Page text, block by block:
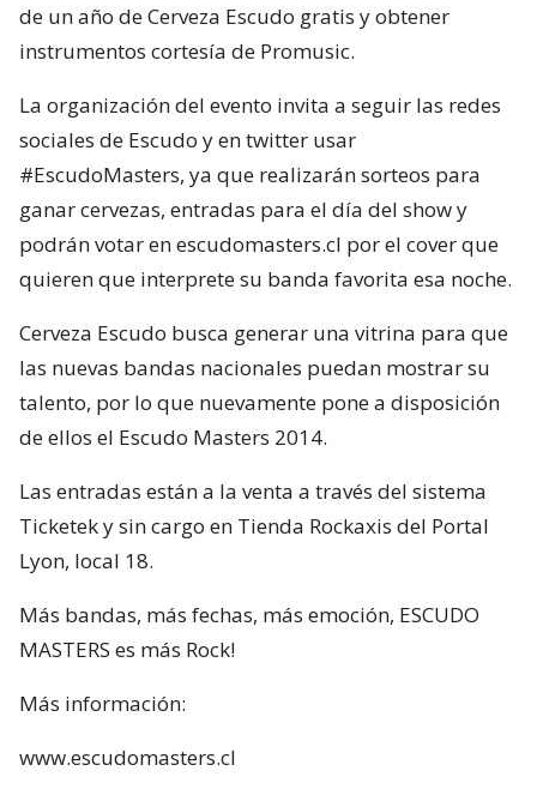
de un año de Cerveza Escudo gratis y obtener
instrumentos cortesía de Promusic.
La organización del evento invita a seguir las redes
sociales de Escudo y en twitter usar
#EscudoMasters, ya que realizarán sorteos para
ganar cervezas, entradas para el día del show y
podrán votar en escudomasters.cl por el cover que
quieren que interprete su banda favorita esa noche.
Cerveza Escudo busca generar una vitrina para que
las nuevas bandas nacionales puedan mostrar su
talento, por lo que nuevamente pone a disposición
de ellos el Escudo Masters 2014.
Las entradas están a la venta a través del sistema
Ticketek y sin cargo en Tienda Rockaxis del Portal
Lyon, local 18.
Más bandas, más fechas, más emoción, ESCUDO
MASTERS es más Rock!
Más información:
www.escudomasters.cl